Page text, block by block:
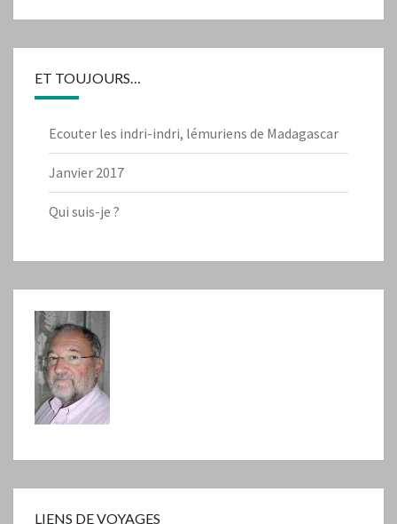
ET TOUJOURS…
Ecouter les indri-indri, lémuriens de Madagascar
Janvier 2017
Qui suis-je ?
LIENS DE VOYAGES